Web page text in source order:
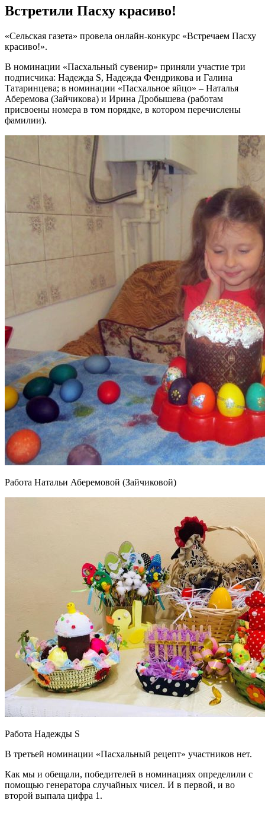
Встретили Пасху красиво!
«Сельская газета» провела онлайн-конкурс «Встречаем Пасху
красиво!».
В номинации «Пасхальный сувенир» приняли участие три
подписчика: Надежда S, Надежда Фендрикова и Галина
Татаринцева; в номинации «Пасхальное яйцо» – Наталья
Аберемова (Зайчикова) и Ирина Дробышева (работам
присвоены номера в том порядке, в котором перечислены
фамилии).
Работа Натальи Аберемовой (Зайчиковой)
Работа Надежды S
В третьей номинации «Пасхальный рецепт» участников нет.
Как мы и обещали, победителей в номинациях определили с
помощью генератора случайных чисел. И в первой, и во
второй выпала цифра 1.